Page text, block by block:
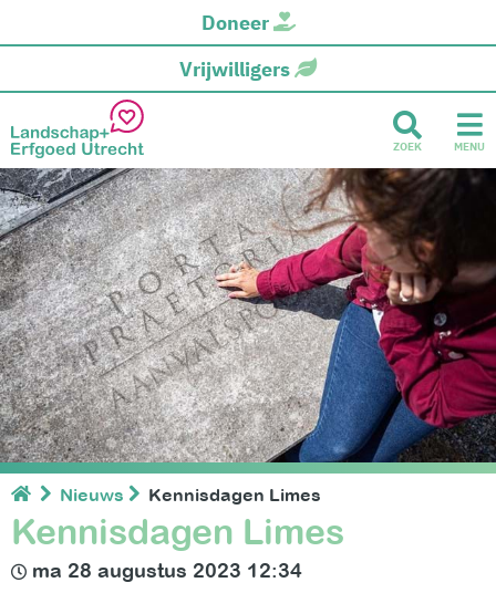
Doneer
Vrijwilligers
ZOEK MENU
Nieuws Kennisdagen Limes
Kennisdagen Limes
ma 28 augustus 2023 12:34